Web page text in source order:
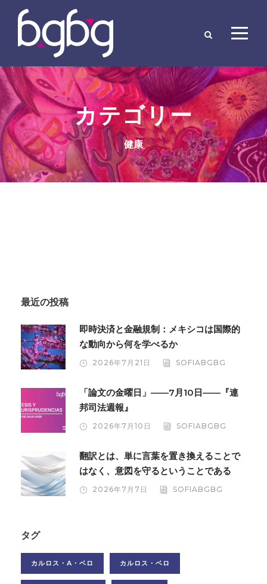
カテゴリー
健康
最近の投稿
即時決済と金融規制：メキシコは国際的
な動向から何を学べるか
2026年7月21日 SOFIABGBG
「論文の金曜日」――7月10日――『連
邦司法週報』
2026年7月10日 SOFIABGBG
翻訳とは、単に言葉を置き換えることで
はなく、意図を守るということである
2026年7月7日 SOFIABGBG
タグ
カルロス・A・ベロ カルロス・ベロ